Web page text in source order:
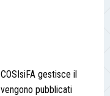
gestisce il
pubblicati